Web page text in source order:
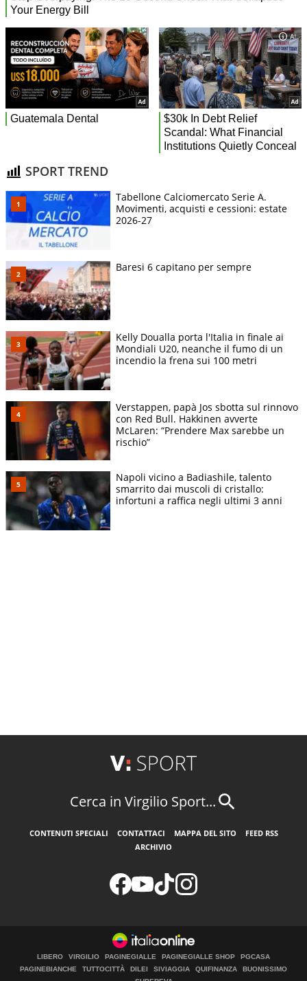
SPORT TREND
Tabellone Calciomercato Serie A.
Movimenti, acquisti e cessioni: estate
2026-27
Baresi 6 capitano per sempre
Kelly Doualla porta l'Italia in finale ai
Mondiali U20, neanche il fumo di un
incendio la frena sui 100 metri
Verstappen, papà Jos sbotta sul rinnovo
con Red Bull. Hakkinen avverte
McLaren: “Prendere Max sarebbe un
rischio”
Napoli vicino a Badiashile, talento
smarrito dai muscoli di cristallo:
infortuni a raffica negli ultimi 3 anni
Cerca in Virgilio Sport...
CONTENUTI SPECIALI CONTATTACI MAPPA DEL SITO
FEED RSS
ARCHIVIO
LIBERO VIRGILIO PAGINEGIALLE PAGINEGIALLE SHOP
PGCASA
PAGINEBIANCHE
TUTTOCITTÀ DILEI SIVIAGGIA QUIFINANZA
BUONISSIMO